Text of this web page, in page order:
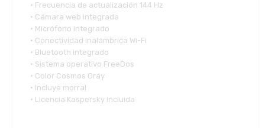
• Frecuencia de actualización 144 Hz
• Cámara web integrada
• Micrófono integrado
• Conectividad inalámbrica Wi-Fi
• Bluetooth integrado
• Sistema operativo FreeDos
• Color Cosmos Gray
• Incluye morral
• Licencia Kaspersky incluida